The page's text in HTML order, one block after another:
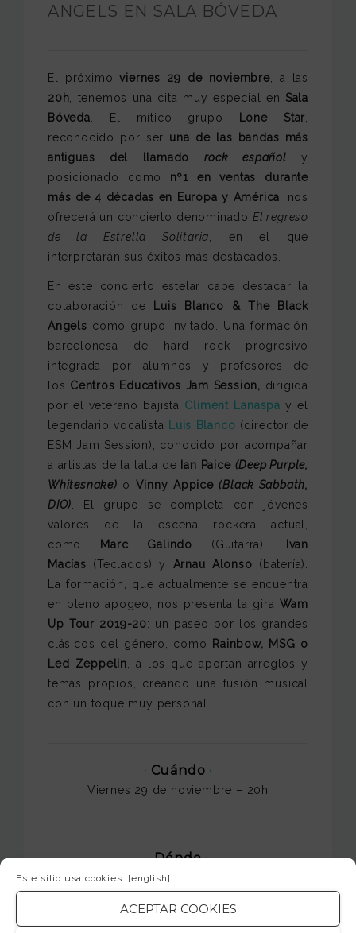
Este sitio usa cookies. [english]
ACEPTAR COOKIES
ANGELS EN SALA BÓVEDA
El próximoviernes 29 de noviembre, a las
20h , tenemos una cita muy especial en Sala
Bóveda . El mítico grupo Lone Star
reconocido por ser una de las bandas más
antiguas del llamado rock español y
posicionado como nº1 en ventas durante
más de 4 décadas en Europa y América , nos
ofrecerá un concierto denominado El regreso
de la Estrella Solitaria , en el que
interpretarán sus éxitos más destacados.
En este concierto estelar cabe destacar la
colaboración de
Luis Blanco & The Black
Angels como grupo invitado. Una formación
barcelonesa de hard rock progresivo
integrada por alumnos y profesores de
los Centros Educativos Jam Session, dirigida
por el veterano bajista Climent Lanaspa y el
legendario vocalista
Luis Blanco (director de
ESM Jam Session), conocido por acompañar
a artistas de la talla de Ian Paice (Deep Purple,
Whitesnake) o Vinny Appice(Black Sabbath,
DIO) . El grupo se completa con jóvenes
valores de la escena rockera actual,
como
Marc Galindo (Guitarra),
Ivan
Macías (Teclados) y Arnau Alonso (batería).
La formación, que actualmente se encuentra
en pleno apogeo, nos presenta la gira Wam
Up Tour 2019-20: un paseo por los grandes
clásicos del género, como
Rainbow, MSG o
Led Zeppelin , a los que aportan arreglos y
temas propios, creando una fusión musical
con un toque muy personal.
· Cuándo ·
Viernes 29 de noviembre – 20h
·Dónde·
C/ Roc Boronat, 33 – Barcelona